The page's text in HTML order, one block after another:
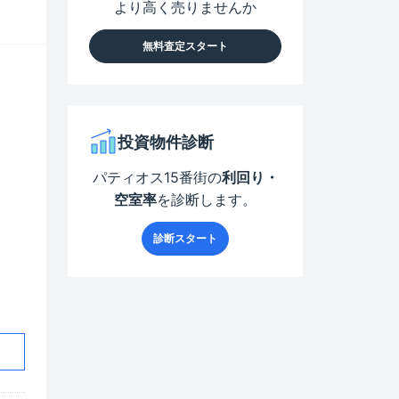
より高く売りませんか
無料査定スタート
投資物件診断
パティオス15番街の利回り・
空室率を診断します。
診断スタート